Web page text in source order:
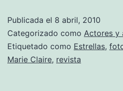
arriesga
a
posar
Publicada el 8 abril, 2010
Categorizado como Actores y
Etiquetado como Estrellas,
Marie Claire, revista